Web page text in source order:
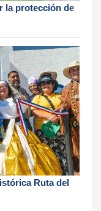
la protección de
Ruta del